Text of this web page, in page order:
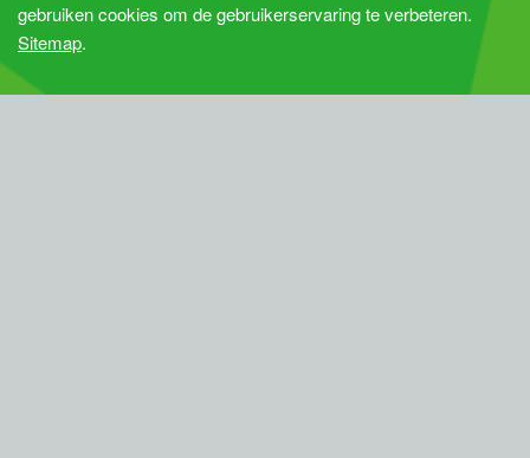
gebruiken cookies om de gebruikerservaring te verbeteren.
Sitemap.